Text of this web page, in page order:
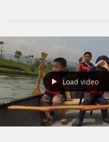
Load video